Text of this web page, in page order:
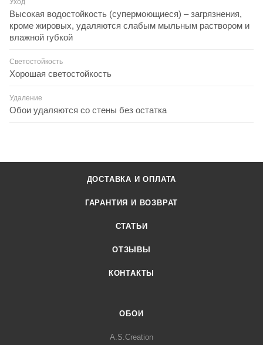
Уход
Высокая водостойкость (супермоющиеся) – загрязнения,
кроме жировых, удаляются слабым мыльным раствором и
влажной губкой
Светостойкость
Хорошая светостойкость
Удаление
Обои удаляются со стены без остатка
ДОСТАВКА И ОПЛАТА
ГАРАНТИЯ И ВОЗВРАТ
СТАТЬИ
ОТЗЫВЫ
КОНТАКТЫ
ОБОИ
A.S.Creation